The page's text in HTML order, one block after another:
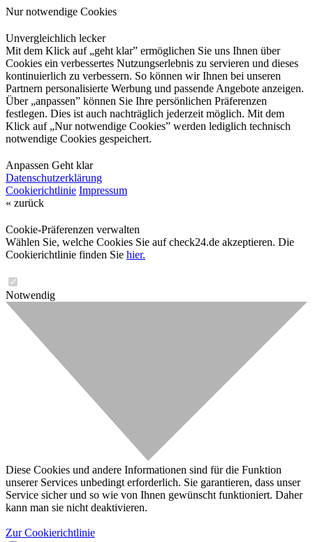
Nur notwendige Cookies
Unvergleichlich lecker
Mit dem Klick auf „geht klar” ermöglichen Sie uns Ihnen über
Cookies ein verbessertes Nutzungserlebnis zu servieren und dieses
kontinuierlich zu verbessern. So können wir Ihnen bei unseren
Partnern personalisierte Werbung und passende Angebote anzeigen.
Über „anpassen” können Sie Ihre persönlichen Präferenzen
festlegen. Dies ist auch nachträglich jederzeit möglich. Mit dem
Klick auf „Nur notwendige Cookies” werden lediglich technisch
notwendige Cookies gespeichert.
Anpassen Geht klar
Datenschutzerklärung
Cookierichtlinie Impressum
« zurück
Cookie-Präferenzen verwalten
Wählen Sie, welche Cookies Sie auf check24.de akzeptieren. Die
Cookierichtlinie finden Sie hier.
Notwendig
Diese Cookies und andere Informationen sind für die Funktion
unserer Services unbedingt erforderlich. Sie garantieren, dass unser
Service sicher und so wie von Ihnen gewünscht funktioniert. Daher
kann man sie nicht deaktivieren.
Zur Cookierichtlinie